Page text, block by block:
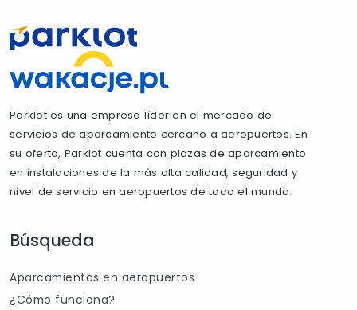
Parklot es una empresa líder en el mercado de
servicios de aparcamiento cercano a aeropuertos. En
su oferta, Parklot cuenta con plazas de aparcamiento
en instalaciones de la más alta calidad, seguridad y
nivel de servicio en aeropuertos de todo el mundo.
Búsqueda
Aparcamientos en aeropuertos
¿Cómo funciona?